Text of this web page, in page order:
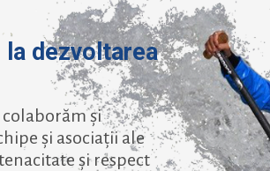
la dezvoltarea
colaborăm și
și asociații ale
și respect